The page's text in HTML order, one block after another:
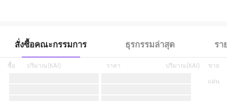
สั่งซื้อคณะกรรมการ ธุรกรรมล่าสุด รา
ซื้อ ปริมาณ(KAI) ราคา
ขาย
แผ่น
ปริมาณ(KAI)